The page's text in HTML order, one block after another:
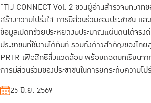
"TIJ CONNECT Vol. 2 ชวนผู้อ่านสำรวจบทบาท
สร้างความโปร่งใส การมีส่วนร่วมของประชาชน
ข้อมูลเปิดที่ช่วยประหยัดงบประมาณแผ่นดินได้จริ
ประชาชนที่ใช้งานได้ทันที รวมถึงก้าวสำคัญของไท
PRTR เพื่อสิทธิสิ่งแวดล้อม พร้อมถอดบทเรียนจาก
การมีส่วนร่วมของประชาชนในการยกระดับความโ
สอบได้ไม่ใช่เรื่องที่สำเร็จในชั่วข้ามคืน แต่เป็นกระ
25 มิ.ย. 2569
23 มิ.ย. 2569
#ปฏิรูปเรือนจำ
23 มี.ค. 2569